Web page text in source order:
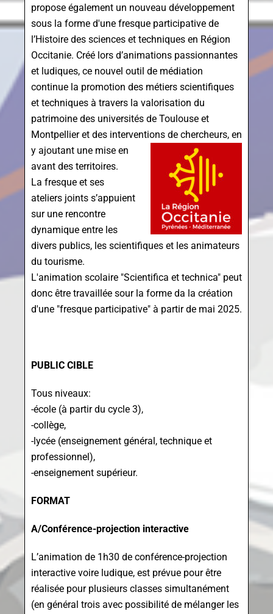
propose également un nouveau développement
sous la forme d'une fresque participative de
l’Histoire des sciences et techniques en Région
Occitanie. Créé lors d’animations passionnantes
et ludiques, ce nouvel outil de médiation
continue la promotion des métiers scientifiques
et techniques à travers la valorisation du
patrimoine des universités de Toulouse et
Montpellier et des interventions de chercheurs, en
y ajoutant une mise en
avant des territoires.
La fresque et ses
ateliers joints s’appuient
sur une rencontre
dynamique entre les
divers publics, les scientifiques et les animateurs
du tourisme.
L'animation scolaire "Scientifica et technica" peut
donc être travaillée sour la forme da la création
d'une "fresque participative" à partir de mai 2025.
PUBLIC CIBLE
Tous niveaux:
-école (à partir du cycle 3),
-collège,
-lycée (enseignement général, technique et
professionnel),
-enseignement supérieur.
FORMAT
A/Conférence-projection interactive
L’animation de 1h30 de conférence-projection
interactive voire ludique, est prévue pour être
réalisée pour plusieurs classes simultanément
(en général trois avec possibilité de mélanger les